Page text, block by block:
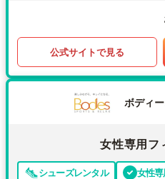
公式サイトで見る
ボディ
女性専用フ
シューズレンタル 女性専